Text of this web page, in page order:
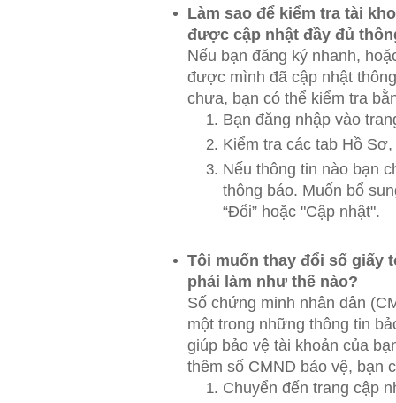
Làm sao để kiểm tra tài
được cập nhật đầy đủ
Nếu bạn đăng ký nhanh,
được mình đã cập nhật
chưa, bạn có thể kiểm tra
Bạn đăng nhập vào
Kiểm tra các tab Hồ
Nếu thông tin nào bạn
thông báo. Muốn bổ
“Đổi” hoặc "Cập nhật".
Tôi muốn thay đổi số giấy
phải làm như thế nào?
Số chứng minh nhân dân
một trong những thông tin
giúp bảo vệ tài khoản của
thêm số CMND bảo vệ, bạn
Chuyển đến trang cập